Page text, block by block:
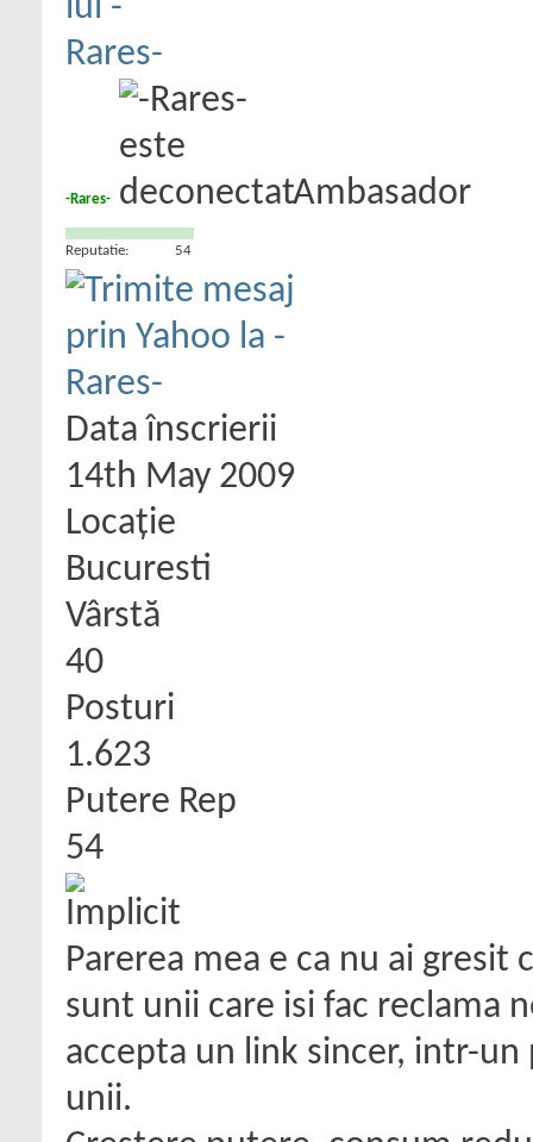
-Rares- Ambasador
Reputatie: 54
Data înscrierii
14th May 2009
Locaţie
Bucuresti
Vârstă
40
Posturi
1.623
Putere Rep
54
Parerea mea e ca nu ai gresit
sunt unii care isi fac reclama
accepta un link sincer, intr-
unii.